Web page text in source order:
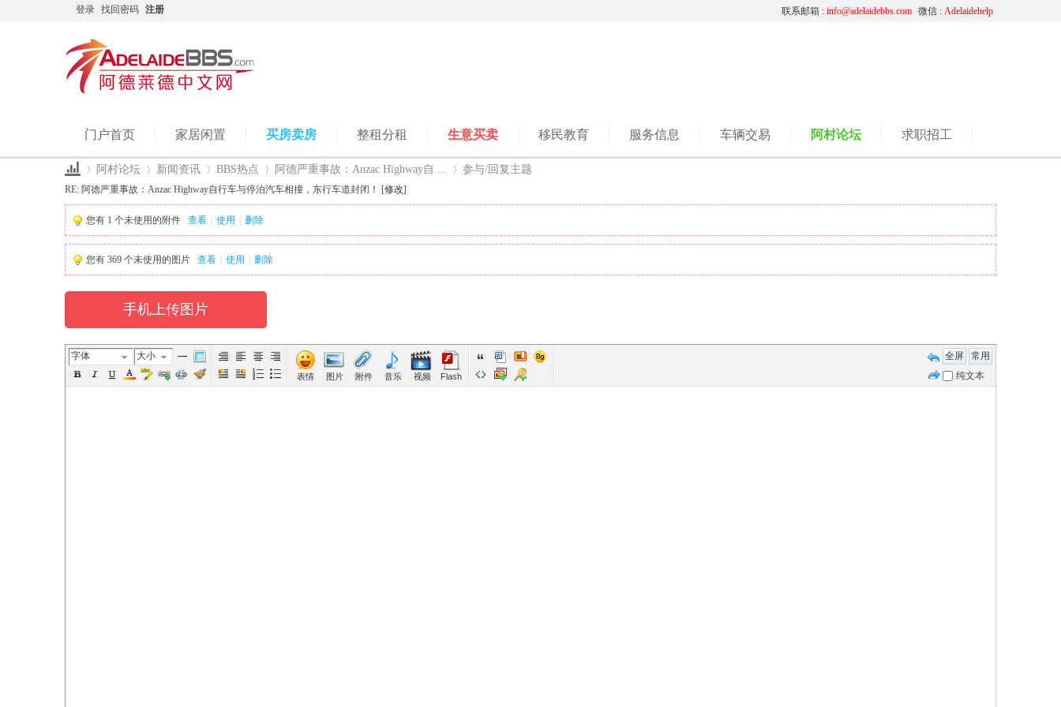
登录 找回密码 注册 微信 : Adelaidehelp
联系邮箱 : info@adelaidebbs.com
门户首页 家居闲置 买房卖房 整租分租 生意买卖 移民教育 服务信息 车辆交易 阿村论坛 求职招工
Ad ›
阿村论坛
›
新闻资讯
›
BBS热点
›
阿德严重事故：Anzac Highway自 ...
›
参与/回复主题
RE: 阿德严重事故：Anzac Highway自行车与停泊汽车相撞，东行车道封闭！ [修改]
您有 1 个未使用的附件 查看 使用 删除
您有 369 个未使用的图片 查看 使用 删除
手机上传图片
全屏
常用
纯文本
字体 大小
表情 图片 附件 音乐 视频 Flash